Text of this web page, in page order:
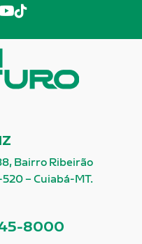
Bairro Ribeirão
– Cuiabá-MT.
8000
youtube
Tik-Tok